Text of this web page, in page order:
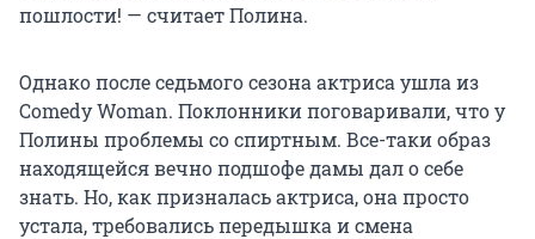
пошлости! — считает Полина.
Однако после седьмого сезона актриса ушла из
Comedy Woman. Поклонники поговаривали, что у
Полины проблемы со спиртным. Все-таки образ
находящейся вечно подшофе дамы дал о себе
знать. Но, как призналась актриса, она просто
устала, требовались передышка и смена